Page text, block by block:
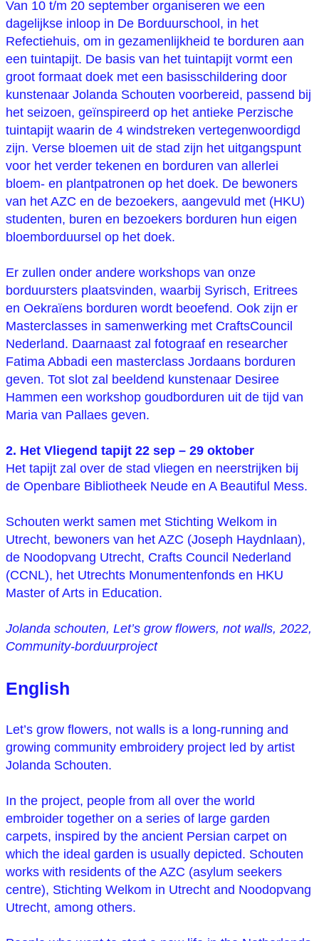
Van 10 t/m 20 september organiseren we een
dagelijkse inloop in De Borduurschool, in het
Refectiehuis, om in gezamenlijkheid te borduren aan
een tuintapijt. De basis van het tuintapijt vormt een
groot formaat doek met een basisschildering door
kunstenaar Jolanda Schouten voorbereid, passend bij
het seizoen, geïnspireerd op het antieke Perzische
tuintapijt waarin de 4 windstreken vertegenwoordigd
zijn. Verse bloemen uit de stad zijn het uitgangspunt
voor het verder tekenen en borduren van allerlei
bloem- en plantpatronen op het doek. De bewoners
van het AZC en de bezoekers, aangevuld met (HKU)
studenten, buren en bezoekers borduren hun eigen
bloemborduursel op het doek.
Er zullen onder andere workshops van onze
borduursters plaatsvinden, waarbij Syrisch, Eritrees
en Oekraïens borduren wordt beoefend. Ook zijn er
Masterclasses in samenwerking met CraftsCouncil
Nederland. Daarnaast zal fotograaf en researcher
Fatima Abbadi een masterclass Jordaans borduren
geven. Tot slot zal beeldend kunstenaar Desiree
Hammen een workshop goudborduren uit de tijd van
Maria van Pallaes geven.
2. Het Vliegend tapijt 22 sep – 29 oktober
Het tapijt zal over de stad vliegen en neerstrijken bij
de Openbare Bibliotheek Neude en A Beautiful Mess.
Schouten werkt samen met Stichting Welkom in
Utrecht, bewoners van het AZC (Joseph Haydnlaan),
de Noodopvang Utrecht, Crafts Council Nederland
(CCNL), het Utrechts Monumentenfonds en HKU
Master of Arts in Education.
Jolanda schouten, Let’s grow flowers, not walls, 2022,
Community-borduurproject
English
Let’s grow flowers, not walls is a long-running and
growing community embroidery project led by artist
Jolanda Schouten.
In the project, people from all over the world
embroider together on a series of large garden
carpets, inspired by the ancient Persian carpet on
which the ideal garden is usually depicted. Schouten
works with residents of the AZC (asylum seekers
centre), Stichting Welkom in Utrecht and Noodopvang
Utrecht, among others.